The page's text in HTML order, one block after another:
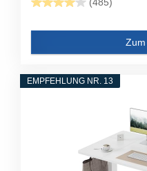
EMPFEHLUNG NR. 13